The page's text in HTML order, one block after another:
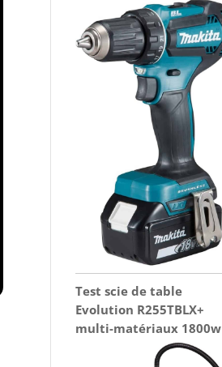
Test scie de table
Evolution R255TBLX+
multi-matériaux 1800w